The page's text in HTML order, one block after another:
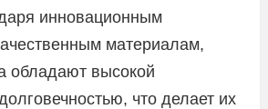
инновационным
материалам,
обладают высокой
что делает их